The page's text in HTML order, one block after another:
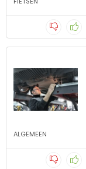
ALGEMEEN